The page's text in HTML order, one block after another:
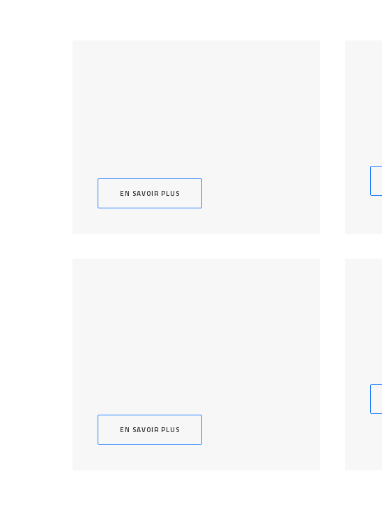
EN SAVOIR PLUS
EN SAVOIR PLUS